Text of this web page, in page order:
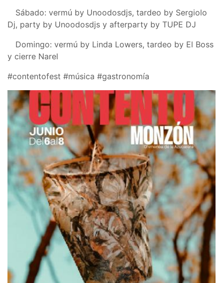
Sábado: vermú by Unoodosdjs, tardeo by Sergiolo
Dj, party by Unoodosdjs y afterparty by TUPE DJ
Domingo: vermú by Linda Lowers, tardeo by El Boss
y cierre Narel
#contentofest #música #gastronomía